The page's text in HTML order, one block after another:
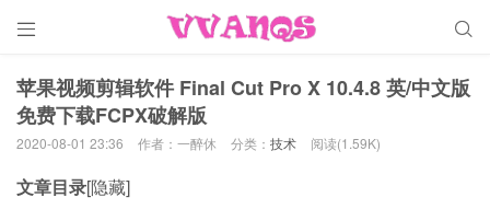
 
苹果视频剪辑软件 Final Cut Pro X 10.4.8 英/中文版
免费下载FCPX破解版
2020-08-01 23:36 作者：一醉休 分类： 技术 阅读(1.59K)
文章目录[隐藏]